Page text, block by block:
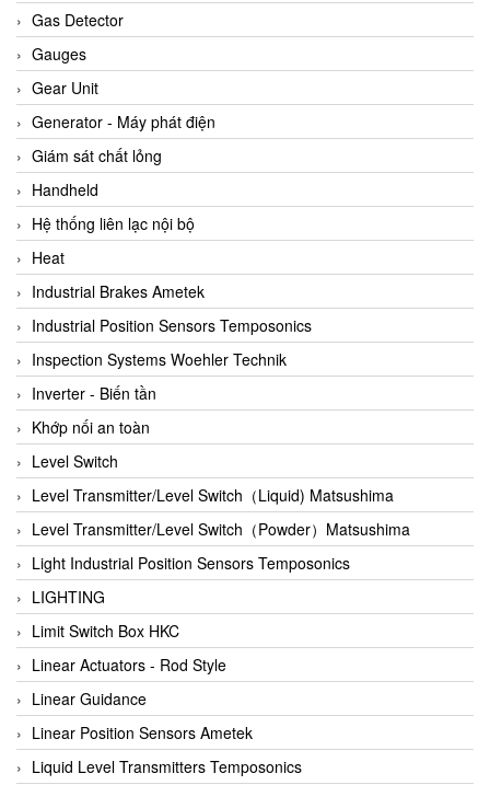
ARCA Regler
Arcos Hydraulik
Ardetem-Sfere-Vietnam
Argal
AS ENERGI
ASCO CO2
Asker
AT2E
ATC Pneumatic
ATEX System
ATI - IA
ATI (Analytical Technology Inc)
Atos
Atrax
Auma
Autec
Auto Flow
Automatic valve
Aventics
Avproglobal
Axiomtek
AZBIL
B&C Electronics
Gas Detector
Gauges
Gear Unit
Generator - Máy phát điện
Giám sát chất lỏng
Handheld
Hệ thống liên lạc nội bộ
Heat
Industrial Brakes Ametek
Industrial Position Sensors Temposonics
Inspection Systems Woehler Technik
Inverter - Biến tần
Khớp nối an toàn
Level Switch
Level Transmitter/Level Switch（Liquid) Matsushima
Level Transmitter/Level Switch（Powder）Matsushima
Light Industrial Position Sensors Temposonics
LIGHTING
Limit Switch Box HKC
Linear Actuators - Rod Style
Linear Guidance
Linear Position Sensors Ametek
Liquid Level Transmitters Temposonics